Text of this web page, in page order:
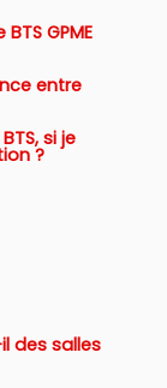
GPME
entre
si je
?
des salles